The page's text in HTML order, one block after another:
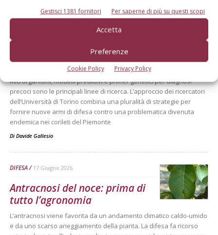
Gestisci 1381 fornitori Per saperne di più su questi scopi
Accetta
Preferenze
Cookie Policy Privacy Policy
DIFESA
Mal dello stacco del nocciolo:
si cercano nuove soluzioni di
difesa
Microrganismi, modelli predittivi e primer genetici per diagnosi
precoci sono le principali linee di ricerca. L’approccio dei ricercatori
dell’Università di Torino combina una pluralità di strategie per
fornire nuove armi di difesa contro una problematica divenuta
endemica nei corileti del Piemonte
Di Davide Gallesio
DIFESA 17 Giugno 2026
Antracnosi del noce: prima di
tutto l’agronomia
L’antracnosi viene favorita da un andamento climatico caldo-umido
e da uno scarso arieggiamento della pianta. La difesa fa ricorso